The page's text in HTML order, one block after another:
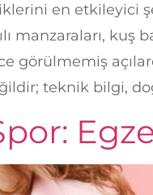
en etkileyici
manzaraları,
görülmemiş
teknik bilgi,